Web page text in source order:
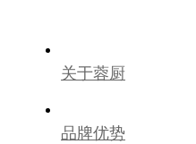
关于蓉厨
品牌优势